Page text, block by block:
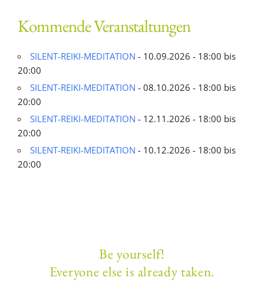
Kommende Veranstaltungen
SILENT-REIKI-MEDITATION - 10.09.2026 - 18:00 bis
20:00
SILENT-REIKI-MEDITATION - 08.10.2026 - 18:00 bis
20:00
SILENT-REIKI-MEDITATION - 12.11.2026 - 18:00 bis
20:00
SILENT-REIKI-MEDITATION - 10.12.2026 - 18:00 bis
20:00
Be yourself!
Everyone else is already taken.